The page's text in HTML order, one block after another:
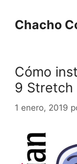
contenido
Chacho
Cómo
9 Stretch
1 enero, 2019